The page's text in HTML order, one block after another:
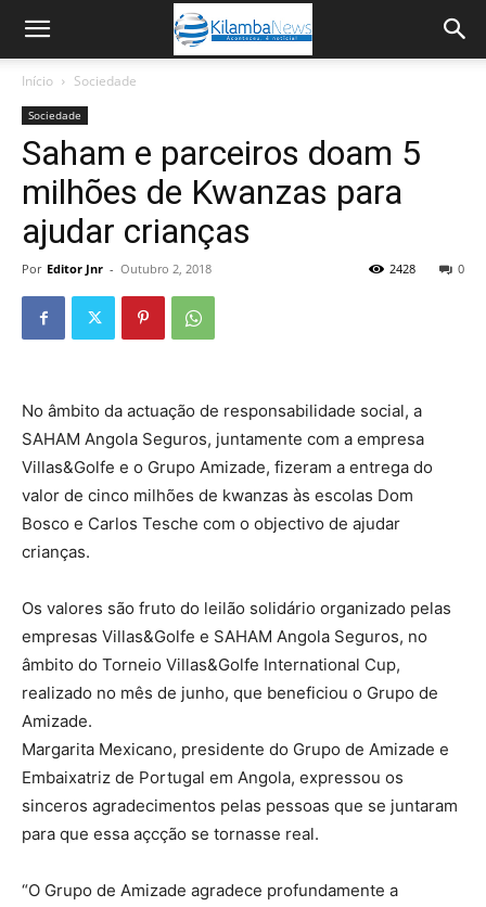
Início Sociedade
Sociedade
Saham e parceiros doam 5
milhões de Kwanzas para
ajudar crianças
Por Editor Jnr - Outubro 2, 2018 0
2428
No âmbito da actuação de responsabilidade social, a
SAHAM Angola Seguros, juntamente com a empresa
Villas&Golfe e o Grupo Amizade, fizeram a entrega do
valor de cinco milhões de kwanzas às escolas Dom
Bosco e Carlos Tesche com o objectivo de ajudar
crianças.
Os valores são fruto do leilão solidário organizado pelas
empresas Villas&Golfe e SAHAM Angola Seguros, no
âmbito do Torneio Villas&Golfe International Cup,
realizado no mês de junho, que beneficiou o Grupo de
Amizade.
Margarita Mexicano, presidente do Grupo de Amizade e
Embaixatriz de Portugal em Angola, expressou os
sinceros agradecimentos pelas pessoas que se juntaram
para que essa açcção se tornasse real.
“O Grupo de Amizade agradece profundamente a